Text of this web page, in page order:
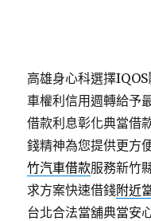
高雄身心科選擇
車權利信用週轉給予
借款利息彰化典當借
錢精神為您提供更方
竹汽車借款服務新竹
求方案快速借錢附近
台北合法當舖典當安